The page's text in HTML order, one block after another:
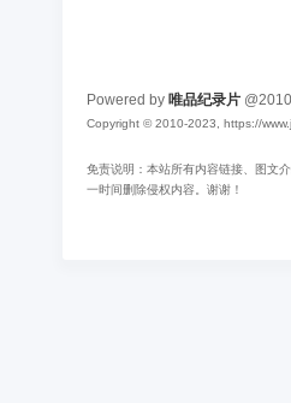
Powered by 唯品纪录片
Copyright © 2010-2023, https://
免责说明：本站所有内容链接、图文
一时间删除侵权内容。谢谢！